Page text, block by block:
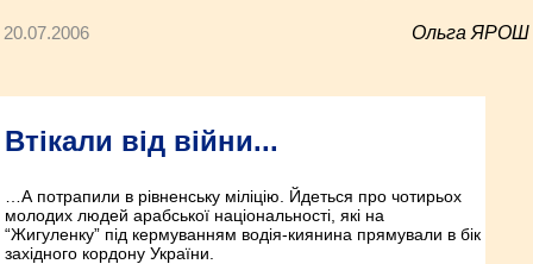
20.07.2006 Ольга ЯРОШ
Втікали від війни...
…А потрапили в рівненську міліцію. Йдеться про чотирьох
молодих людей арабської національності, які на
“Жигуленку” під кермуванням водія-киянина прямували в бік
західного кордону України.